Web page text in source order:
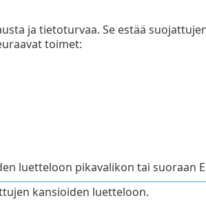
ja tietoturvaa. Se estää
toimet:
luetteloon pikavalikon tai suoraan
kansioiden luetteloon.